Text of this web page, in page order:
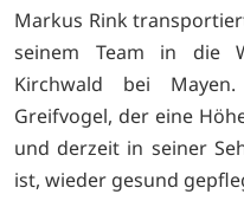
Markus Rink
seinem Team in die
Kirchwald bei
Greifvogel, der eine
und derzeit in seiner
ist, wieder gesund